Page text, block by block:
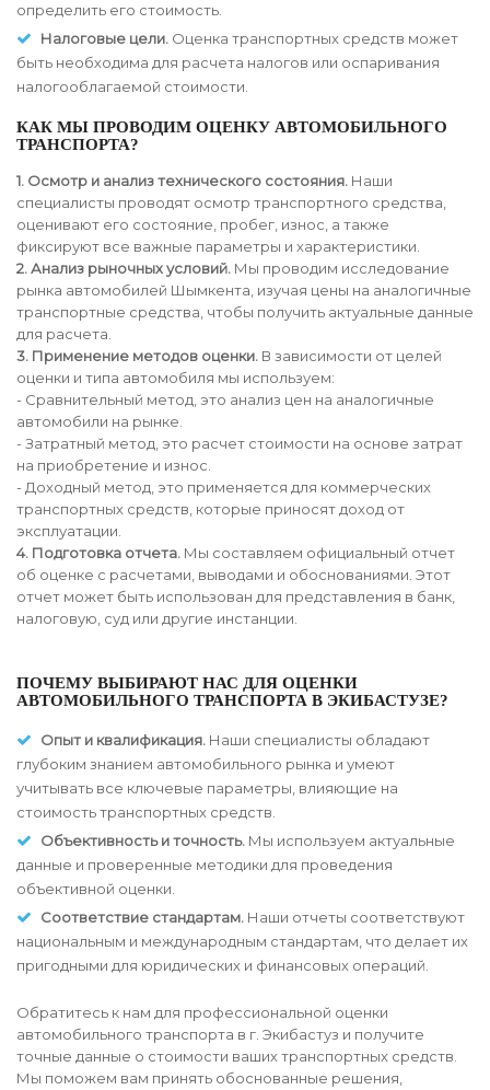
определить его стоимость.
Налоговые цели. Оценка транспортных средств может
быть необходима для расчета налогов или оспаривания
налогооблагаемой стоимости.
КАК МЫ ПРОВОДИМ ОЦЕНКУ АВТОМОБИЛЬНОГО
ТРАНСПОРТА?
1. Осмотр и анализ технического состояния. Наши
специалисты проводят осмотр транспортного средства,
оценивают его состояние, пробег, износ, а также
фиксируют все важные параметры и характеристики.
2. Анализ рыночных условий. Мы проводим исследование
рынка автомобилей Шымкента, изучая цены на аналогичные
транспортные средства, чтобы получить актуальные данные
для расчета.
3. Применение методов оценки. В зависимости от целей
оценки и типа автомобиля мы используем:
- Сравнительный метод, это анализ цен на аналогичные
автомобили на рынке.
- Затратный метод, это расчет стоимости на основе затрат
на приобретение и износ.
- Доходный метод, это применяется для коммерческих
транспортных средств, которые приносят доход от
эксплуатации.
4. Подготовка отчета. Мы составляем официальный отчет
об оценке с расчетами, выводами и обоснованиями. Этот
отчет может быть использован для представления в банк,
налоговую, суд или другие инстанции.
ПОЧЕМУ ВЫБИРАЮТ НАС ДЛЯ ОЦЕНКИ
АВТОМОБИЛЬНОГО ТРАНСПОРТА В ЭКИБАСТУЗЕ?
Опыт и квалификация. Наши специалисты обладают
глубоким знанием автомобильного рынка и умеют
учитывать все ключевые параметры, влияющие на
стоимость транспортных средств.
Объективность и точность. Мы используем актуальные
данные и проверенные методики для проведения
объективной оценки.
Соответствие стандартам. Наши отчеты соответствуют
национальным и международным стандартам, что делает их
пригодными для юридических и финансовых операций.
Обратитесь к нам для профессиональной оценки
автомобильного транспорта в г. Экибастуз и получите
точные данные о стоимости ваших транспортных средств.
Мы поможем вам принять обоснованные решения,